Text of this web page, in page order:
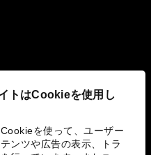
トはCookieを使用し
を使って、ユーザー
ンツや広告の表示、トラ